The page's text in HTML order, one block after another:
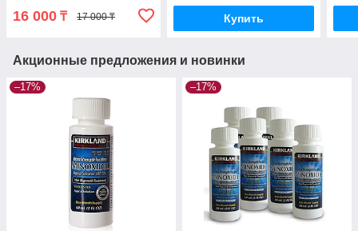
16 000 ₸ 17 000 ₸ Купить
Акционные предложения и новинки
–17% –17%